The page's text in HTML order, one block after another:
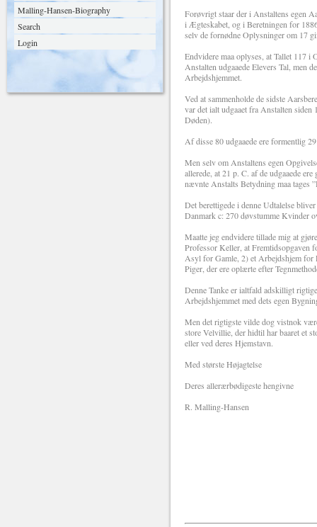
Malling-Hansen-Biography
Search
Login
Forøvrigt staar der i Anstaltens egen
i Ægteskabet, og i Beretningen for
selv de fornødne Oplysninger om 17
Endvidere maa oplyses, at Tallet 117 i
Anstalten udgaaede Elevers Tal, men
Arbejdshjemmet.
Ved at sammenholde de sidste
var det ialt udgaaet fra Anstalten
Døden).
Af disse 80 udgaaede ere formentlig
Men selv om Anstaltens egen
allerede, at 21 p. C. af de udgaaede
nævnte Anstalts Betydning maa tages
Det berettigede i denne Udtalelse
Danmark c: 270 døvstumme Kvinder
Maatte jeg endvidere tillade mig at
Professor Keller, at Fremtidsopgaven
Asyl for Gamle, 2) et Arbejdshjem for
Piger, der ere oplærte efter
Denne Tanke er ialtfald adskilligt
Arbejdshjemmet med dets egen
Men det rigtigste vilde dog vistnok
store Velvillie, der hidtil har baaret et
eller ved deres Hjemstavn.
Med største Højagtelse
Deres allerærbødigeste hengivne
R. Malling-Hansen